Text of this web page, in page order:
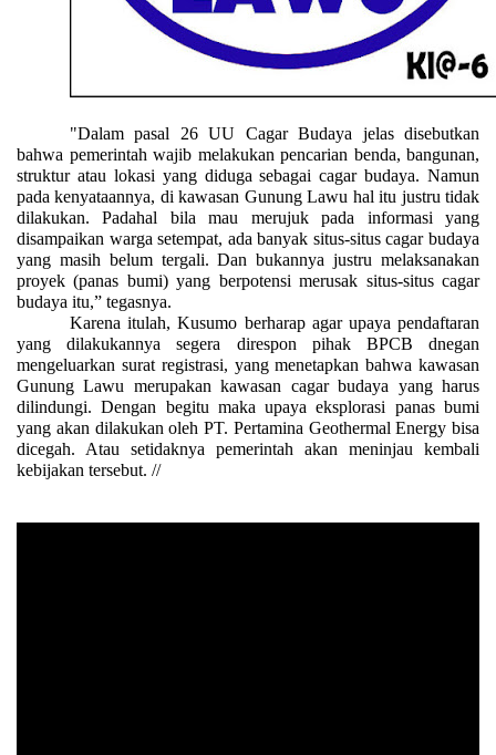
"Dalam pasal 26 UU Cagar Budaya jelas disebutkan
bahwa pemerintah wajib melakukan pencarian benda, bangunan,
struktur atau lokasi yang diduga sebagai cagar budaya. Namun
pada kenyataannya, di kawasan Gunung Lawu hal itu justru tidak
dilakukan. Padahal bila mau merujuk pada informasi yang
disampaikan warga setempat, ada banyak situs-situs cagar budaya
yang masih belum tergali. Dan bukannya justru melaksanakan
proyek (panas bumi) yang berpotensi merusak situs-situs cagar
budaya itu,” tegasnya.
Karena itulah, Kusumo berharap agar upaya pendaftaran
yang dilakukannya segera direspon pihak BPCB dnegan
mengeluarkan surat registrasi, yang menetapkan bahwa kawasan
Gunung Lawu merupakan kawasan cagar budaya yang harus
dilindungi. Dengan begitu maka upaya eksplorasi panas bumi
yang akan dilakukan oleh PT. Pertamina Geothermal Energy bisa
dicegah. Atau setidaknya pemerintah akan meninjau kembali
kebijakan tersebut. //